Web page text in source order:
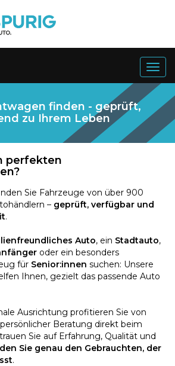
finden - geprüft,
zu Ihrem Leben
perfekten
Sie Fahrzeuge von über 900
– geprüft, verfügbar und
.
Auto, ein Stadtauto,
oder ein besonders
für Senior:innen suchen: Unsere
Ihnen, gezielt das passende Auto
Ausrichtung profitieren Sie von
Beratung direkt beim
Sie auf Erfahrung, Qualität und
Sie genau den Gebrauchten, der
.